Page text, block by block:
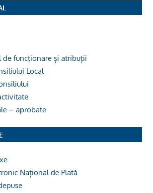
de funcționare și atribuții
Local
– aprobate
Național de Plată